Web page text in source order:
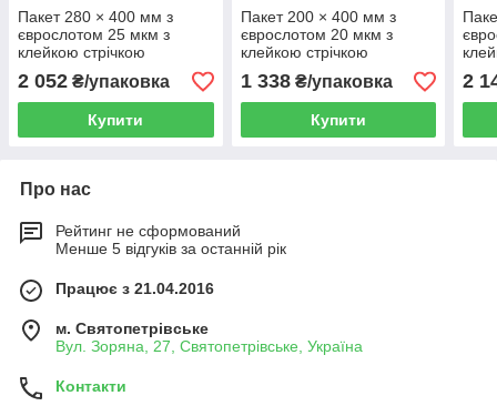
Пакет 280 × 400 мм з
єврослотом 25 мкм з
клейкою стрічкою
поліпропіленовий БОПП
1000 шт
2 052 ₴/упаковка
Купити
Пакет 200 × 400 мм з
єврослотом 20 мкм з
клейкою стрічкою
поліпропіленовий БОПП
1000 шт
1 338₴/упаковка
Купити
2
Про нас
Рейтинг не сформований
Менше 5 відгуків за останній рік
Працює з 21.04.2016
м. Святопетрівське
Вул. Зоряна, 27, Святопетрівське, Україна
Контакти